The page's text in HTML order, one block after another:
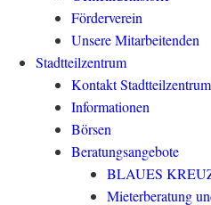
Förderverein
Unsere Mitarbeitenden
Stadtteilzentrum
Kontakt Stadtteilzentrum
Informationen
Börsen
Beratungsangebote
BLAUES
Mieterberatung